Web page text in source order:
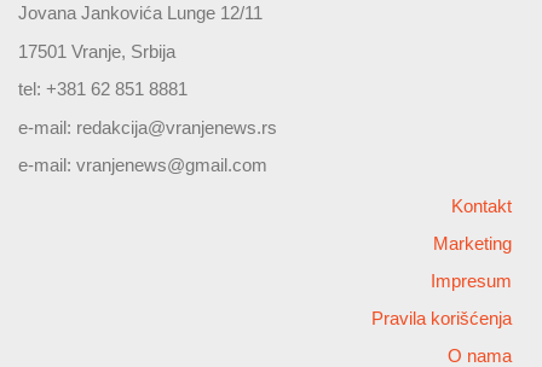
Jovana Jankovića Lunge 12/11
17501 Vranje, Srbija
tel: +381 62 851 8881
e-mail: redakcija@vranjenews.rs
e-mail: vranjenews@gmail.com
Kontakt
Marketing
Impresum
Pravila korišćenja
O nama